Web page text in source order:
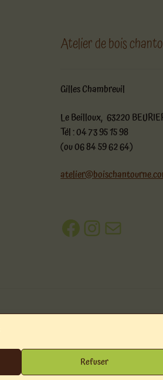
Refuser
Atelier de bois
Gilles Chambreuil
Le Beilloux, 63220
Tél : 04 73 95 15 98
(ou 06 84 59 62 64)
Facebook
Instagram
E-mail